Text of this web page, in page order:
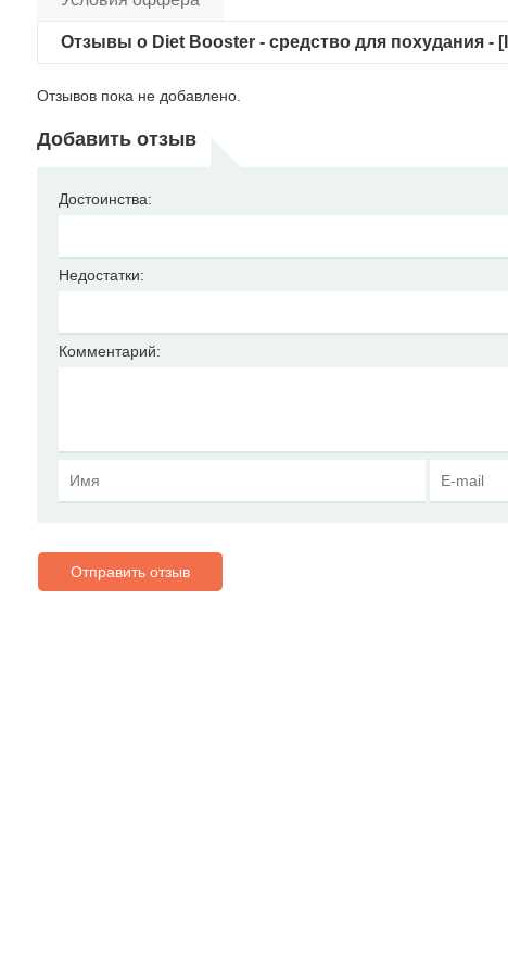
Отзывы о Diet Booster - средство для похудания -
Отзывов пока не добавлено.
Добавить отзыв
Достоинства:
Недостатки:
Комментарий:
Отправить отзыв